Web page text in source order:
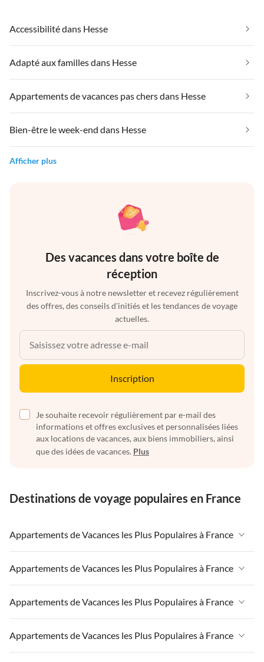
Accessibilité dans Hesse
Adapté aux familles dans Hesse
Appartements de vacances pas chers dans Hesse
Bien-être le week-end dans Hesse
Afficher plus
Des vacances dans votre boîte de
réception
Inscrivez-vous à notre newsletter et recevez régulièrement
des offres, des conseils d'initiés et les tendances de voyage
actuelles.
Inscription
Je souhaite recevoir régulièrement par e-mail des
informations et offres exclusives et personnalisées liées
aux locations de vacances, aux biens immobiliers, ainsi
que des idées de vacances. Plus
Destinations de voyage populaires en France
Appartements de Vacances les Plus Populaires à France
Appartements de Vacances à France
Appartements de Vacances à Paris-Ile de France
Appartements de Vacances à Paris
Appartements de Vacances à Côte atlantique
Appartements de Vacances les Plus Populaires à France
Appartements de Vacances à France
Appartements de Vacances à Paris-Ile de France
Appartements de Vacances à Paris
Appartements de Vacances les Plus Populaires à France
Appartements de Vacances à France
Appartements de Vacances à Paris-Ile de France
Appartements de Vacances les Plus Populaires à France